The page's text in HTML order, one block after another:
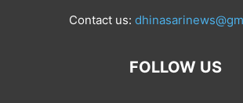
Contact us:
FOLLOW US